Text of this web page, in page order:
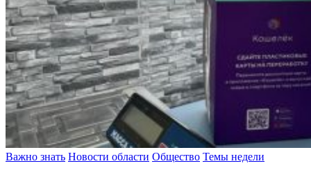
Важно знать Новости области Общество Темы недели